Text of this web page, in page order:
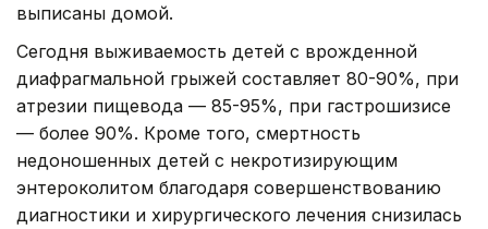
выписаны домой.
Сегодня выживаемость детей с врожденной
диафрагмальной грыжей составляет 80-90%, при
атрезии пищевода — 85-95%, при гастрошизисе
— более 90%. Кроме того, смертность
недоношенных детей с некротизирующим
энтероколитом благодаря совершенствованию
диагностики и хирургического лечения снизилась